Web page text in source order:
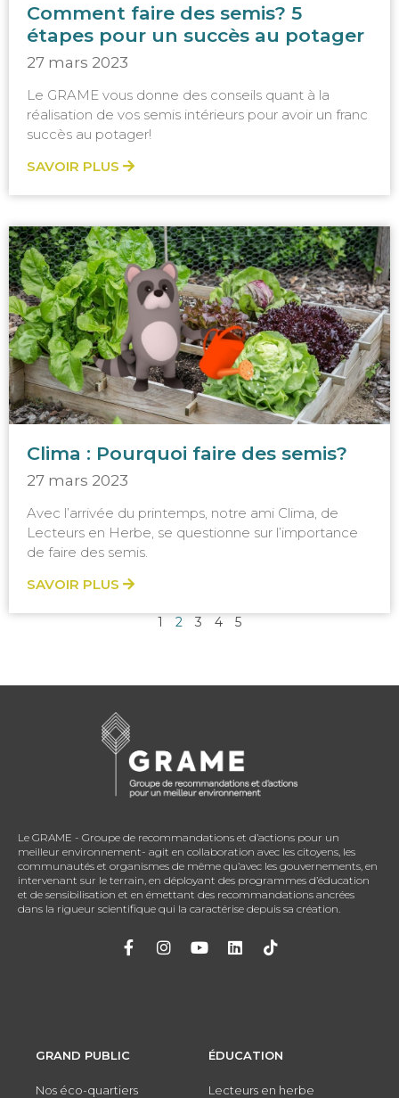
Comment faire des semis? 5
étapes pour un succès au potager
27 mars 2023
Le GRAME vous donne des conseils quant à la
réalisation de vos semis intérieurs pour avoir un franc
succès au potager!
SAVOIR PLUS
Clima : Pourquoi faire des semis?
27 mars 2023
Avec l’arrivée du printemps, notre ami Clima, de
Lecteurs en Herbe, se questionne sur l’importance
de faire des semis.
SAVOIR PLUS
1 2 3 4 5
Le GRAME - Groupe de recommandations et d’actions pour un
meilleur environnement- agit en collaboration avec les citoyens, les
communautés et organismes de même qu’avec les gouvernements, en
intervenant sur le terrain, en déployant des programmes d’éducation
et de sensibilisation et en émettant des recommandations ancrées
dans la rigueur scientifique qui la caractérise depuis sa création.
GRAND PUBLIC
Nos éco-quartiers
ÉDUCATION
Lecteurs en herbe